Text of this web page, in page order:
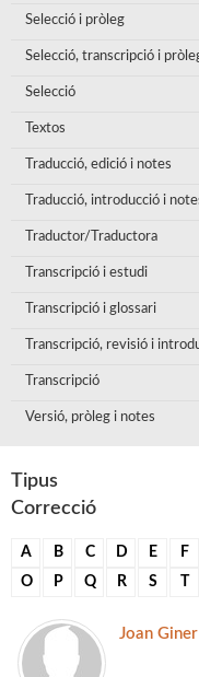
Selecció i pròleg
Selecció, transcripció i
Selecció
Textos
Traducció, edició i notes
Traducció, introducció i
Traductor/Traductora
Transcripció i estudi
Transcripció i glossari
Transcripció, revisió i
Transcripció
Versió, pròleg i notes
Tipus
Correcció
A B C D E F
O
P Q R S T
Joan